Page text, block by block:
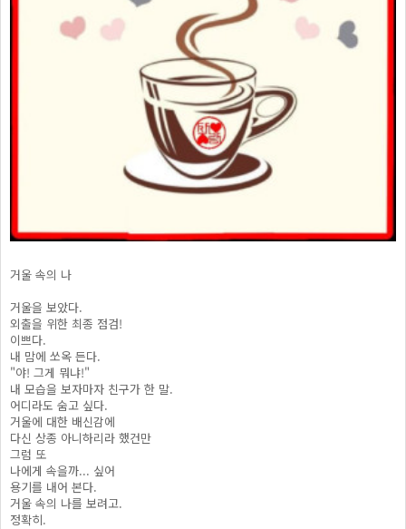
거울 속의 나
거울을 보았다.
외출을 위한 최종 점검!
이쁘다.
내 맘에 쏘옥 든다.
"야! 그게 뭐냐!"
내 모습을 보자마자 친구가 한 말.
어디라도 숨고 싶다.
거울에 대한 배신감에
다신 상종 아니하리라 했건만
그럼 또
나에게 속을까... 싶어
용기를 내어 본다.
거울 속의 나를 보려고.
정확히.